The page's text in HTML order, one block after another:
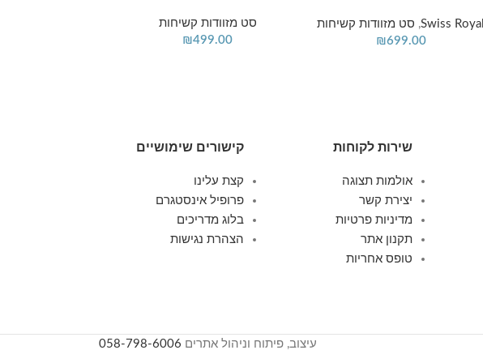
Swiss Royal
, סט מזוודות קשיחות
₪699.00
סט מזוודות קשיחות
₪499.00
שירות לקוחות
אולמות תצוגה
יצירת קשר
מדיניות פרטיות
תקנון אתר
טופס אחריות
קישורים שימושיים
קצת עלינו
פרופיל אינסטגרם
בלוג מדריכים
הצהרת נגישות
עיצוב, פיתוח וניהול אתרים 058-798-6006